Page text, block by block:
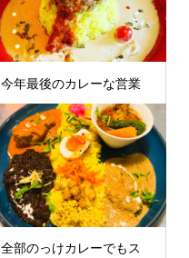
今年最後のカレーな営業
全部のっけカレーでもス